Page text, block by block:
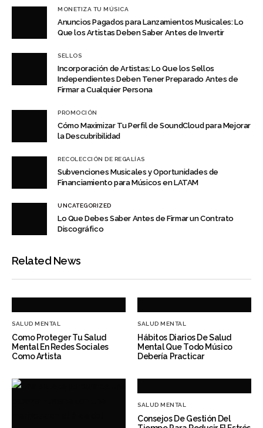
MONETIZA TU MÚSICA
Anuncios Pagados para Lanzamientos Musicales: Lo
Que los Artistas Deben Saber Antes de Invertir
SELLOS
Incorporación de Artistas: Lo Que los Sellos
Independientes Deben Tener Preparado Antes de
Firmar a Cualquier Persona
PROMOCIÓN
Cómo Maximizar Tu Perfil de SoundCloud para Mejorar
la Descubribilidad
RECOLECCIÓN DE REGALÍAS
Subvenciones Musicales y Oportunidades de
Financiamiento para Músicos en LATAM
UNCATEGORIZED
Lo Que Debes Saber Antes de Firmar un Contrato
Discográfico
Related News
SALUD MENTAL
Como Proteger Tu Salud
Mental En Redes Sociales
Como Artista
SALUD MENTAL
Hábitos Diarios De Salud
Mental Que Todo Músico
Debería Practicar
SALUD MENTAL
Consejos De Gestión Del